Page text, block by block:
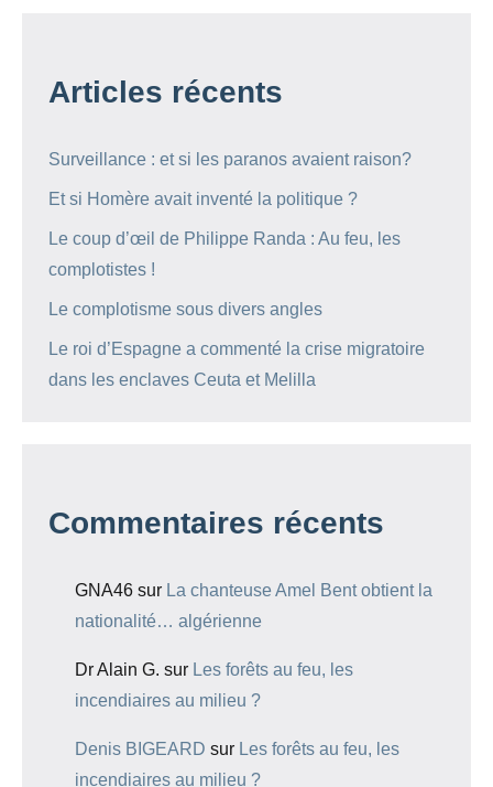
Articles récents
Surveillance : et si les paranos avaient raison?
Et si Homère avait inventé la politique ?
Le coup d’œil de Philippe Randa : Au feu, les
complotistes !
Le complotisme sous divers angles
Le roi d’Espagne a commenté la crise migratoire
dans les enclaves Ceuta et Melilla
Commentaires récents
GNA46 sur La chanteuse Amel Bent obtient la
nationalité… algérienne
Dr Alain G. sur Les forêts au feu, les
incendiaires au milieu ?
Denis BIGEARD sur Les forêts au feu, les
incendiaires au milieu ?